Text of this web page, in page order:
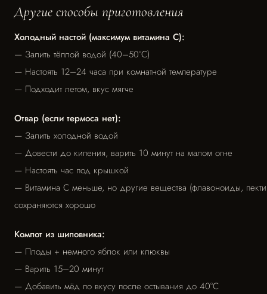
Другие способы приготовления
Холодный настой (максимум витамина С):
— Залить тёплой водой (40–50°C)
— Настоять 12–24 часа при комнатной температуре
— Подходит летом, вкус мягче
Отвар (если термоса нет):
— Залить холодной водой
— Довести до кипения, варить 10 минут на малом огне
— Настоять час под крышкой
— Витамина С меньше, но другие вещества (флавоноиды,
сохраняются хорошо
Компот из шиповника:
— Плоды + немного яблок или клюквы
— Варить 15–20 минут
— Добавить мёд по вкусу после остывания до 40°C